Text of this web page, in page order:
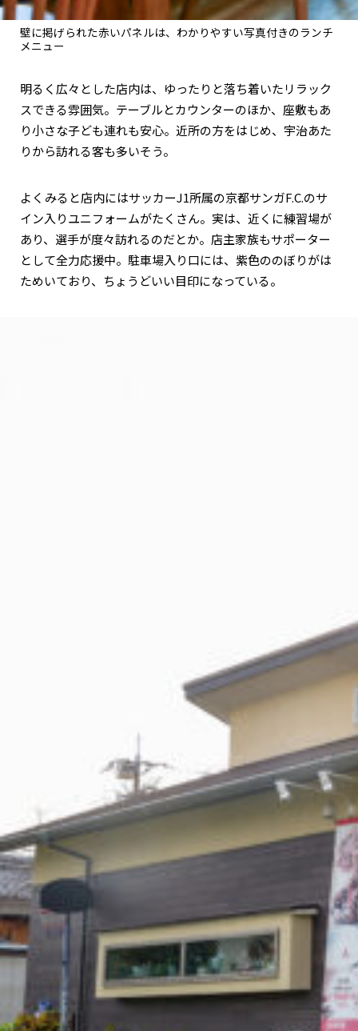
壁に掲げられた赤いパネルは、わかりやすい写真付きのランチ
メニュー
明るく広々とした店内は、ゆったりと落ち着いたリラック
スできる雰囲気。テーブルとカウンターのほか、座敷もあ
り小さな子ども連れも安心。近所の方をはじめ、宇治あた
りから訪れる客も多いそう。
よくみると店内にはサッカーJ1所属の京都サンガF.C.のサ
イン入りユニフォームがたくさん。実は、近くに練習場が
あり、選手が度々訪れるのだとか。店主家族もサポーター
として全力応援中。駐車場入り口には、紫色ののぼりがは
ためいており、ちょうどいい目印になっている。